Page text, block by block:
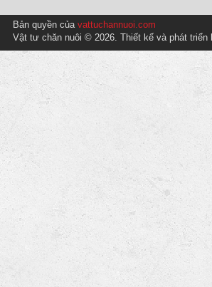
Bản quyền của vattuchannuoi.com
Vật tư chăn nuôi © 2026. Thiết kế và phát triển